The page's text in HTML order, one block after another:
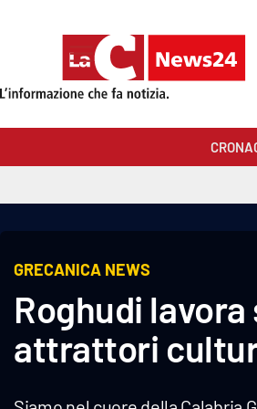
Sezioni
Attualità
Sanità
GRECANICA NEWS
Roghudi
attrattori